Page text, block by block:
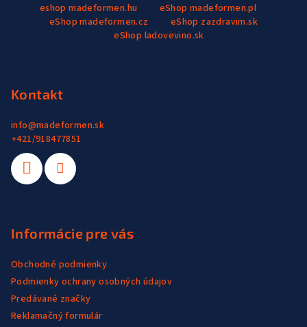
eshop madeformen.hu
eShop madeformen.pl
eShop madeformen.cz
eShop zazdravim.sk
eShop ladovevino.sk
Kontakt
info@madeformen.sk
+421/918477851
Informácie pre vás
Obchodné podmienky
Podmienky ochrany osobných údajov
Predávané značky
Reklamačný formulár